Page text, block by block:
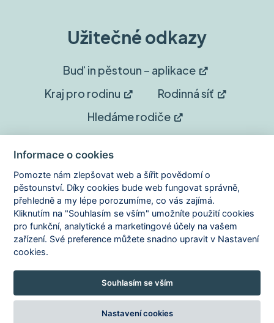
Užitečné odkazy
Buď in pěstoun – aplikace
Kraj pro rodinu
Rodinná síť
Hledáme rodiče
Sledujte nás
Facebook Instagram
YouTube
Copyright © 2026 Domov je dar
Zásady ochrany osobních údajů
Zásady používání cookies
Prohlášení o přístupnosti
Informace o cookies
Pomozte nám zlepšovat web a šířit povědomí o
pěstounství. Díky cookies bude web fungovat správně,
přehledně a my lépe porozumíme, co vás zajímá.
Kliknutím na "Souhlasím se vším" umožníte použití cookies
pro funkční, analytické a marketingové účely na vašem
zařízení. Své preference můžete snadno upravit v Nastavení
cookies.
Souhlasím se vším
Nastavení cookies